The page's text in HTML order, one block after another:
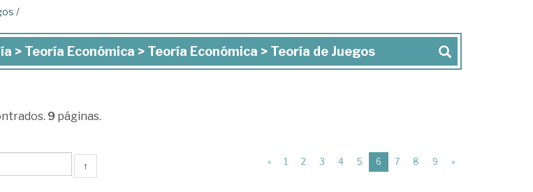
/
> Teoría Económica > Teoría Económica > Teoría de Juegos
9 páginas.
↑ « 1 2 3 4 5 6 (current)
7 8 9 »